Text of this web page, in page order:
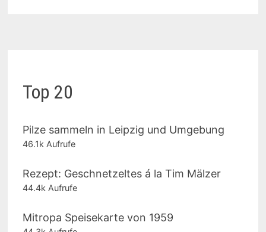
Top 20
Pilze sammeln in Leipzig und Umgebung
46.1k Aufrufe
Rezept: Geschnetzeltes á la Tim Mälzer
44.4k Aufrufe
Mitropa Speisekarte von 1959